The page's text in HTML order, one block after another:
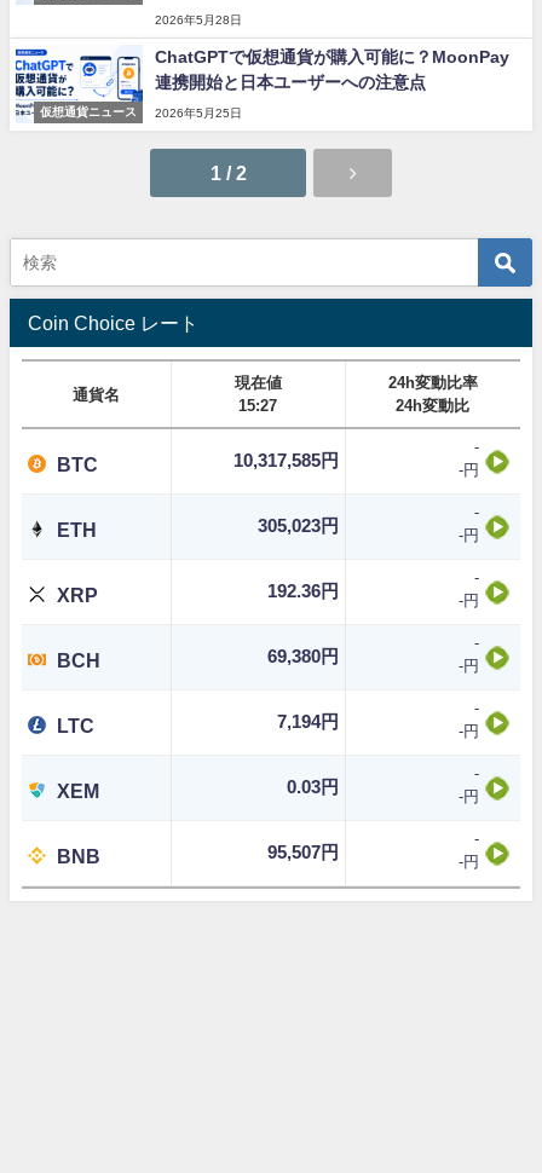
2026年5月28日
仮想通貨ニュース
ChatGPTで仮想通貨が購入可能に？MoonPay
連携開始と日本ユーザーへの注意点
2026年5月25日
1 / 2
Coin Choice レート
通貨名
現在値
15:27
24h変動比率
24h変動比
BTC 10,317,585円
-
-円
ETH 305,023円
-
-円
XRP 192.36円
-
-円
BCH 69,380円
-
-円
LTC 7,194円
-
-円
XEM 0.03円
-
-円
BNB 95,507円
-
-円